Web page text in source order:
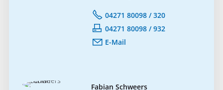
04271 80098 / 320
04271 80098 / 932
E-Mail
Fabian Schweers